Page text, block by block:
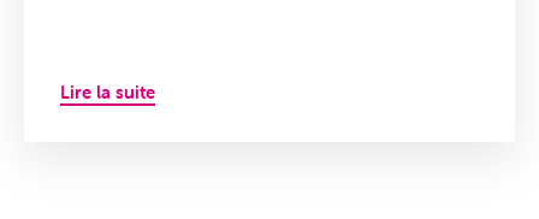
Lire la suite